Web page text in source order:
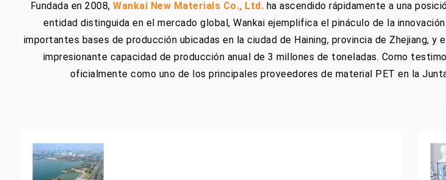
Fundada en 2008,Wankai New Materials Co., Ltd. ha ascendido rápidamente a una
entidad distinguida en el mercado global, Wankai ejemplifica el pináculo de la
importantes bases de producción ubicadas en la ciudad de Haining, provincia de Zhejiang,
impresionante capacidad de producción anual de 3 millones de toneladas. Como
oficialmente como uno de los principales proveedores de material PET en la